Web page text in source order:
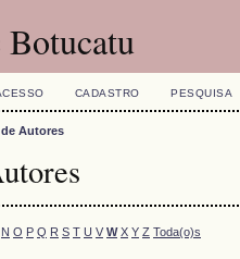
CADASTRO PESQUISA
Autores
N O P Q R S T U V W X Y Z Toda(o)s